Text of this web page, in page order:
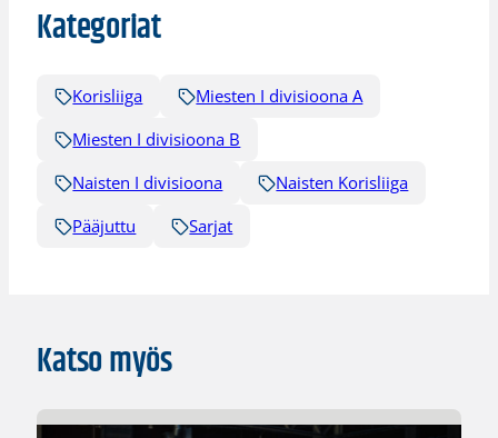
Kategoriat
Korisliiga
Miesten I divisioona A
Miesten I divisioona B
Naisten I divisioona
Naisten Korisliiga
Pääjuttu
Sarjat
Katso myös